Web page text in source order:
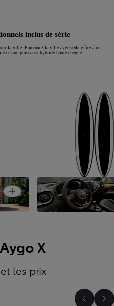
inclus de série
la ville. Parcourez la ville avec style grâce à un
et une puissance hybride haute énergie.
Étape
Open card
Un espace
Aygo X
les prix
Faire